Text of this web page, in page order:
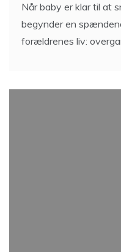
Når baby er klar til at
begynder en
forældrenes liv: